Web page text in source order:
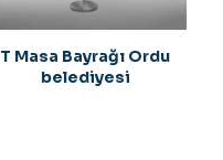
T Masa Bayrağı Ordu
belediyesi